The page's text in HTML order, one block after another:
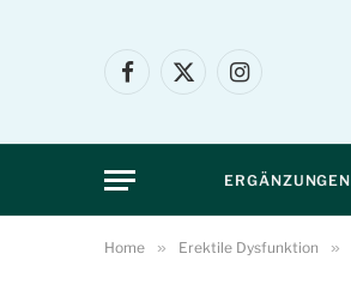
Facebook
X
Instagram
ERGÄNZUNGEN
Home » Erektile Dysfunktion »